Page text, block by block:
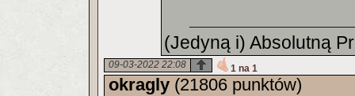
(Jedyną i) Absolutną
09-03-2022 22:08 1 na 1
okragly (21806 punktów)